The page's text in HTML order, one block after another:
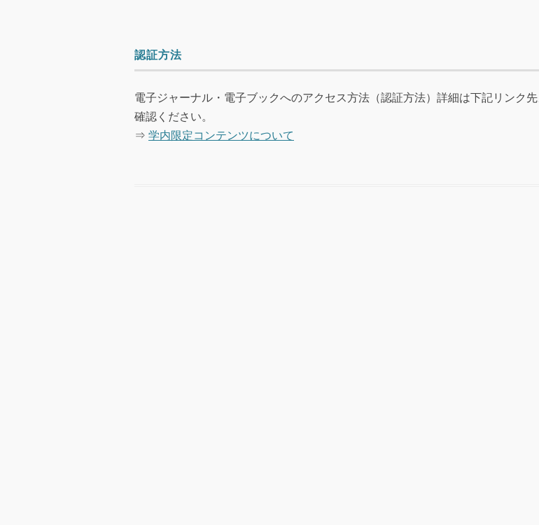
認証方法
電子ジャーナル・電子ブックへのアクセス方法（認証方法）詳細は下記リンク
確認ください。
⇒ 学内限定コンテンツについて